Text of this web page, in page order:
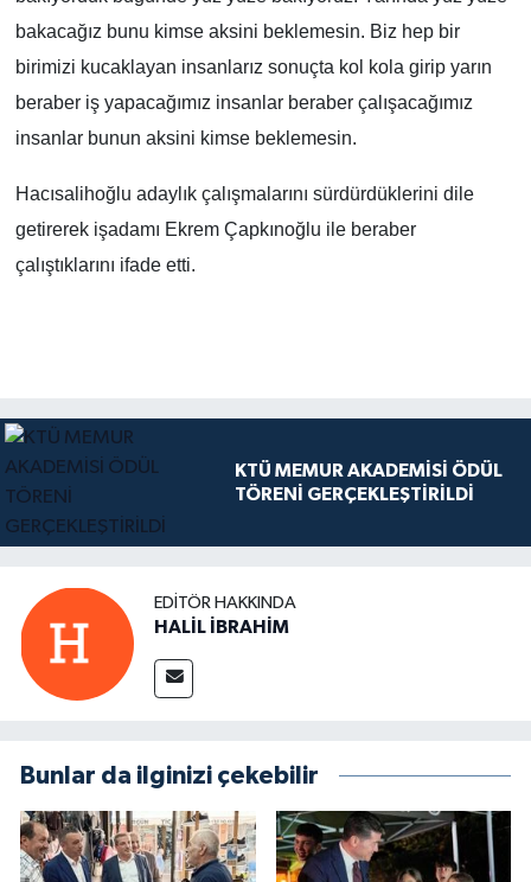
bakacağız bunu kimse aksini beklemesin. Biz hep bir
birimizi kucaklayan insanlarız sonuçta kol kola girip yarın
beraber iş yapacağımız insanlar beraber çalışacağımız
insanlar bunun aksini kimse beklemesin.
Hacısalihoğlu adaylık çalışmalarını sürdürdüklerini dile
getirerek işadamı Ekrem Çapkınoğlu ile beraber
çalıştıklarını ifade etti.
KTÜ MEMUR AKADEMİSİ ÖDÜL
TÖRENİ GERÇEKLEŞTİRİLDİ
EDITÖR HAKKINDA
HALİL İBRAHİM
Bunlar da ilginizi çekebilir